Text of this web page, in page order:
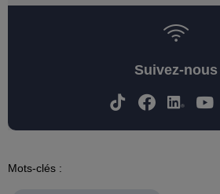
Suivez-nous
Mots-clés :